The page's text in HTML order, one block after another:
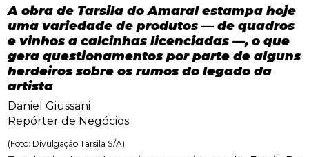
A obra de Tarsila do Amaral estampa hoje
uma variedade de produtos — de quadros
e vinhos a calcinhas licenciadas —, o que
gera questionamentos por parte de alguns
herdeiros sobre os rumos do legado da
artista
Daniel Giussani
Repórter de Negócios
(Foto: Divulgação Tarsila S/A)